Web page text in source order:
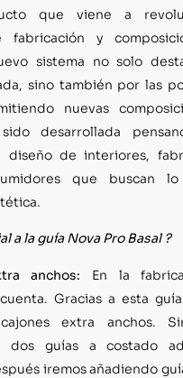
que viene a
fabricación y
sistema no solo
sino también por las
nuevas
desarrollada
diseño de interiores,
que buscan
a la guía Nova Pro Basal ?
anchos: En la
Gracias a esta
extra anchos.
dos guías a costado
iremos añadiendo